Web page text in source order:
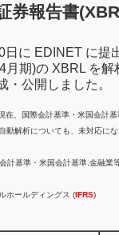
券報告書
日に EDINET に提
月期)の XBRL を
・公開しました。
、国際会計基準・米国会計
動解析についても、未対応に
計基準・米国会計基準,金融業
ホールディングス (IFRS)